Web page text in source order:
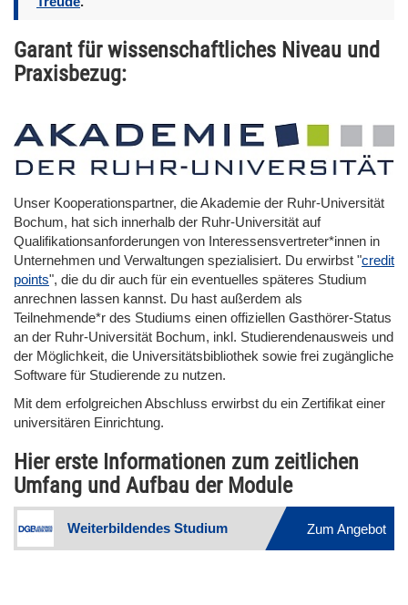
Garant für wissenschaftliches Niveau und
Praxisbezug:
Unser Kooperationspartner, die Akademie der Ruhr-Universität
Bochum, hat sich innerhalb der Ruhr-Universität auf
Qualifikationsanforderungen von Interessensvertreter*innen in
Unternehmen und Verwaltungen spezialisiert. Du erwirbst "credit
points", die du dir auch für ein eventuelles späteres Studium
anrechnen lassen kannst. Du hast außerdem als
Teilnehmende*r des Studiums einen offiziellen Gasthörer-Status
an der Ruhr-Universität Bochum, inkl. Studierendenausweis und
der Möglichkeit, die Universitätsbibliothek sowie frei zugängliche
Software für Studierende zu nutzen.
Mit dem erfolgreichen Abschluss erwirbst du ein Zertifikat einer
universitären Einrichtung.
Hier erste Informationen zum zeitlichen
Umfang und Aufbau der Module
Weiterbildendes Studium Zum Angebot